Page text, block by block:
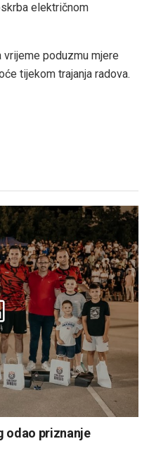
električnom
vrijeme poduzmu mjere
tijekom trajanja radova.
odao priznanje